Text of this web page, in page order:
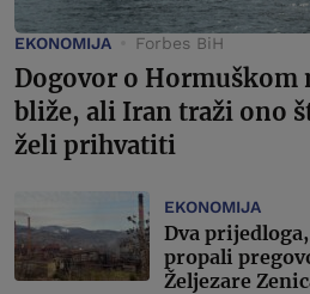
EKONOMIJA Forbes BiH
Dogovor o Hormuškom
bliže, ali Iran traži ono
želi prihvatiti
EKONOMIJA
Dva
propali
Željezare